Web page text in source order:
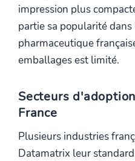
impression plus
partie sa popularité
pharmaceutique
emballages est limité.
Secteurs
France
Plusieurs industries
Datamatrix leur